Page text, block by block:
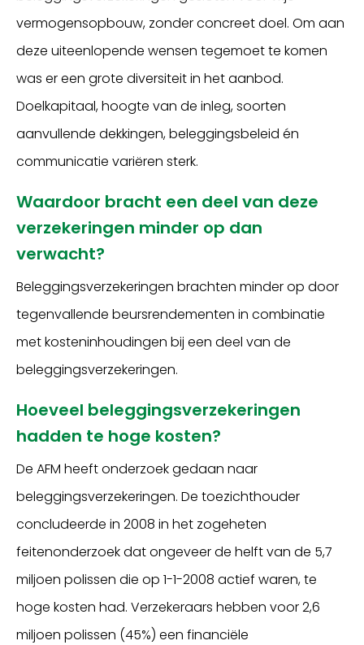
vermogensopbouw, zonder concreet doel. Om aan
deze uiteenlopende wensen tegemoet te komen
was er een grote diversiteit in het aanbod.
Doelkapitaal, hoogte van de inleg, soorten
aanvullende dekkingen, beleggingsbeleid én
communicatie variëren sterk.
Waardoor bracht een deel van deze
verzekeringen minder op dan
verwacht?
Beleggingsverzekeringen brachten minder op door
tegenvallende beursrendementen in combinatie
met kosteninhoudingen bij een deel van de
beleggingsverzekeringen.
Hoeveel beleggingsverzekeringen
hadden te hoge kosten?
De AFM heeft onderzoek gedaan naar
beleggingsverzekeringen. De toezichthouder
concludeerde in 2008 in het zogeheten
feitenonderzoek dat ongeveer de helft van de 5,7
miljoen polissen die op 1-1-2008 actief waren, te
hoge kosten had. Verzekeraars hebben voor 2,6
miljoen polissen (45%) een financiële